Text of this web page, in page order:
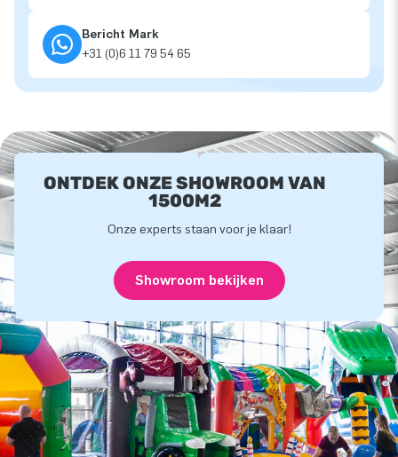
Bericht Mark
+31 (0)6 11 79 54 65
ONTDEK ONZE SHOWROOM VAN
1500M2
Onze experts staan voor je klaar!
Showroom bekijken